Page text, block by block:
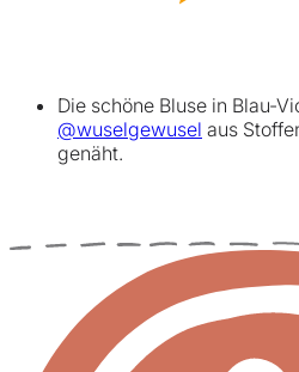
Die schöne Bluse in Blau-
@wuselgewusel aus
genäht.